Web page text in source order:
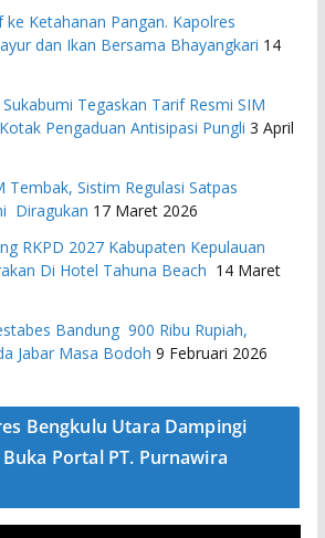
Ketahanan Pangan. Kapolres
dan Ikan Bersama Bhayangkari 14
Tegaskan Tarif Resmi SIM
Pengaduan Antisipasi Pungli 3 April
Tembak, Sistim Regulasi Satpas
Diragukan 17 Maret 2026
RKPD 2027 ​Kabupaten Kepulauan
Di Hotel Tahuna Beach 14 Maret
Bandung 900 Ribu Rupiah,
Jabar Masa Bodoh 9 Februari 2026
Bengkulu Utara Dampingi
Portal PT. Purnawira